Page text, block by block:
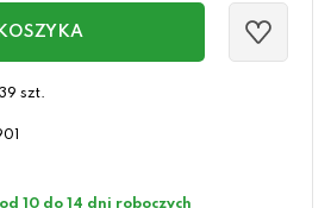
39 szt.
10 do 14 dni roboczych